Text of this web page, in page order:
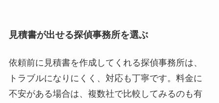
見積書が出せる探偵事務所を選ぶ
依頼前に見積書を作成してくれる探偵事務所は、
トラブルになりにくく、対応も丁寧です。料金に
不安がある場合は、複数社で比較してみるのも有